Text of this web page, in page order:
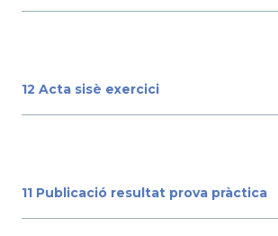
12 Acta sisè exercici
11 Publicació resultat prova pràctica